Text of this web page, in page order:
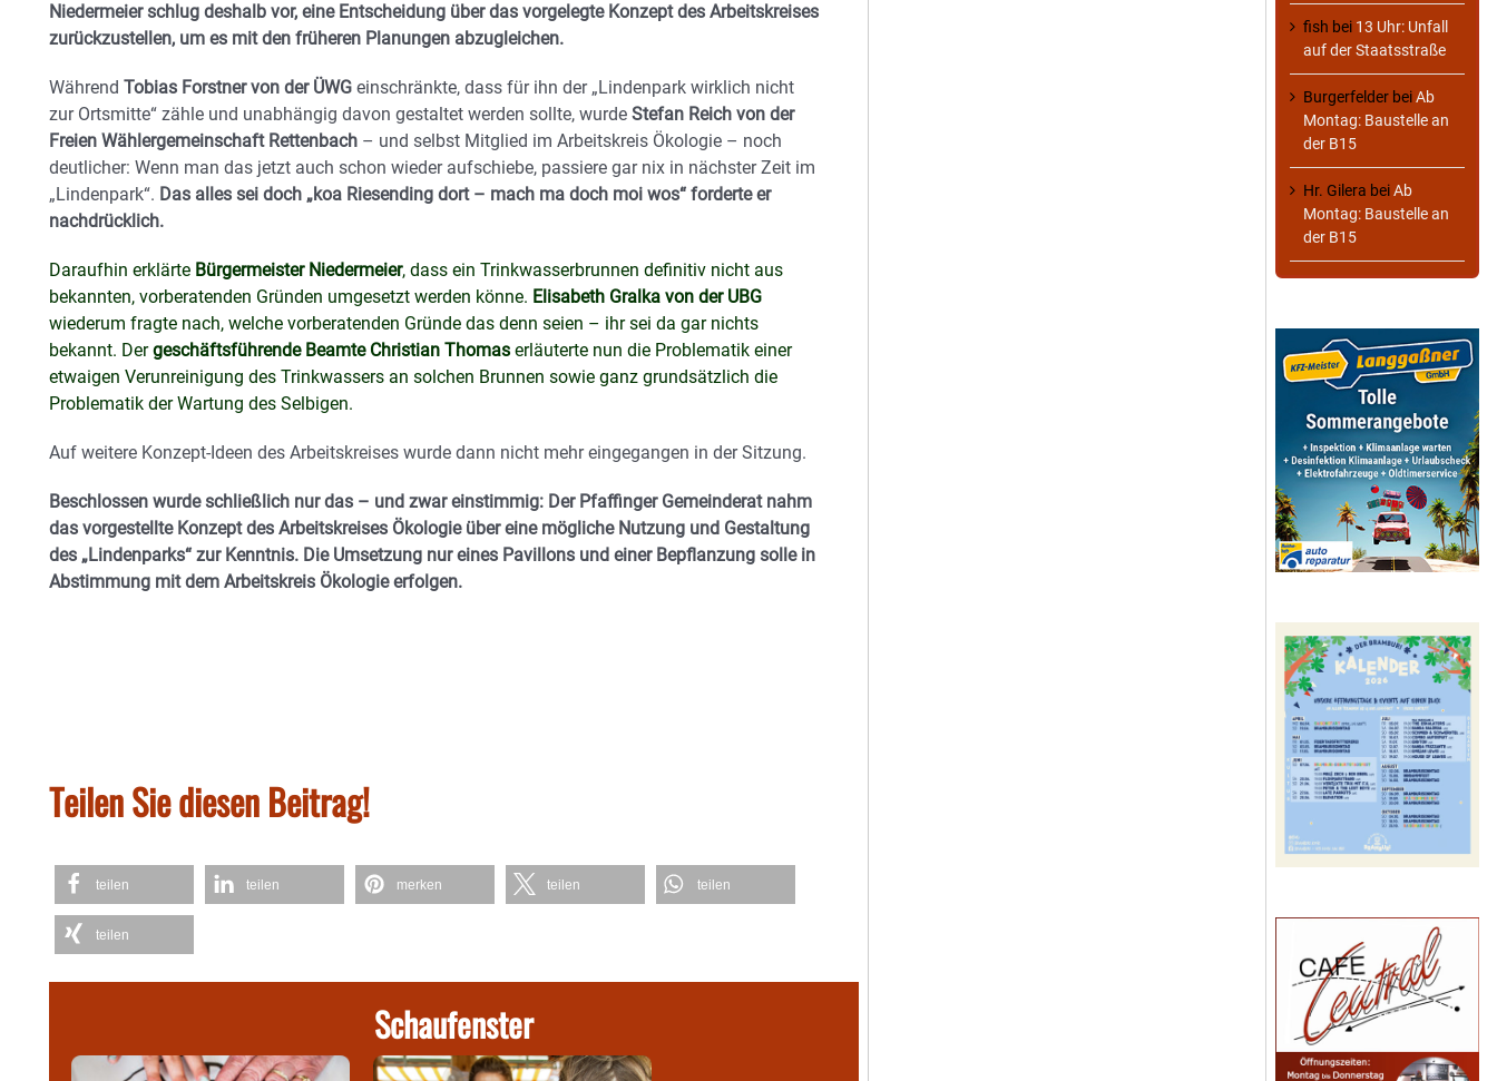
Niedermeier schlug deshalb vor, eine Entscheidung über das vorgelegte Konzept des Arbeitskreises
zurückzustellen, um es mit den früheren Planungen abzugleichen.
Während Tobias Forstner von der ÜWG einschränkte, dass für ihn der „Lindenpark wirklich nicht
zur Ortsmitte“ zähle und unabhängig davon gestaltet werden sollte, wurde Stefan Reich von der
Freien Wählergemeinschaft Rettenbach – und selbst Mitglied im Arbeitskreis Ökologie – noch
deutlicher: Wenn man das jetzt auch schon wieder aufschiebe, passiere gar nix in nächster Zeit im
„Lindenpark“. Das alles sei doch „koa Riesending dort – mach ma doch moi wos“ forderte er
nachdrücklich.
Daraufhin erklärte Bürgermeister Niedermeier, dass ein Trinkwasserbrunnen definitiv nicht aus
bekannten, vorberatenden Gründen umgesetzt werden könne. Elisabeth Gralka von der UBG
wiederum fragte nach, welche vorberatenden Gründe das denn seien – ihr sei da gar nichts
bekannt. Dergeschäftsführende Beamte Christian Thomas erläuterte nun die Problematik einer
etwaigen Verunreinigung des Trinkwassers an solchen Brunnen sowie ganz grundsätzlich die
Problematik der Wartung des Selbigen.
Auf weitere Konzept-Ideen des Arbeitskreises wurde dann nicht mehr eingegangen in der Sitzung.
Beschlossen wurde schließlich nur das – und zwar einstimmig: Der Pfaffinger Gemeinderat nahm
das vorgestellte Konzept des Arbeitskreises Ökologie über eine mögliche Nutzung und Gestaltung
des „Lindenparks“ zur Kenntnis. Die Umsetzung nur eines Pavillons und einer Bepflanzung solle in
Abstimmung mit dem Arbeitskreis Ökologie erfolgen.
Teilen Sie diesen Beitrag!
teilen teilen merken teilen teilen
teilen
Schaufenster
fish bei 13 Uhr: Unfall
auf der Staatsstraße
Burgerfelder beiAb
Montag: Baustelle an
der B15
Hr. Gilera beiAb
Montag: Baustelle an
der B15